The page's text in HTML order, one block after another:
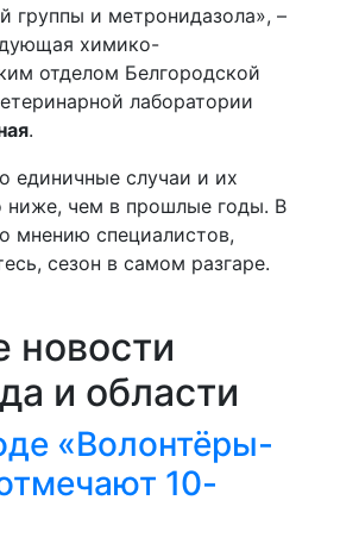
группы и метронидазола», –
химико-
отделом Белгородской
лаборатории
.
единичные случаи и их
ниже, чем в прошлые годы. В
мнению специалистов,
сезон в самом разгаре.
новости
и области
«Волонтёры-
10-